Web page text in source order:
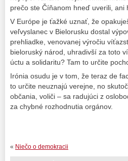
prečo ste Číňanom hneď uverili,
V Európe je ťažké uznať, že
veľvyslanec v Bielorusku dostal
prehliadke, venovanej výročiu
bieloruský národ, uhradivší za toto
úctu a solidaritu? Tam to určite
Irónia osudu je v tom, že teraz de
to určite neuznajú verejne, no
občania, voliči – sa radujúci z
za chybné rozhodnutia orgánov.
« Niečo o demokracii